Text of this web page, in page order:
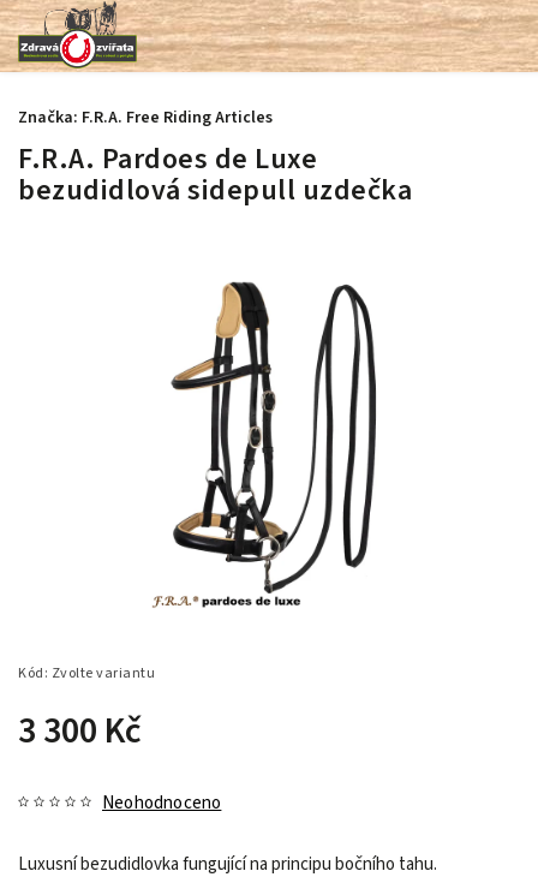
F.R.A. Pardoes de Luxe
bezudidlová sidepull uzdečka
Kód: Zvolte variantu
3 300 Kč
Neohodnoceno
Luxusní bezudidlovka fungující na principu bočního tahu.
Značka: F.R.A. Free Riding Articles